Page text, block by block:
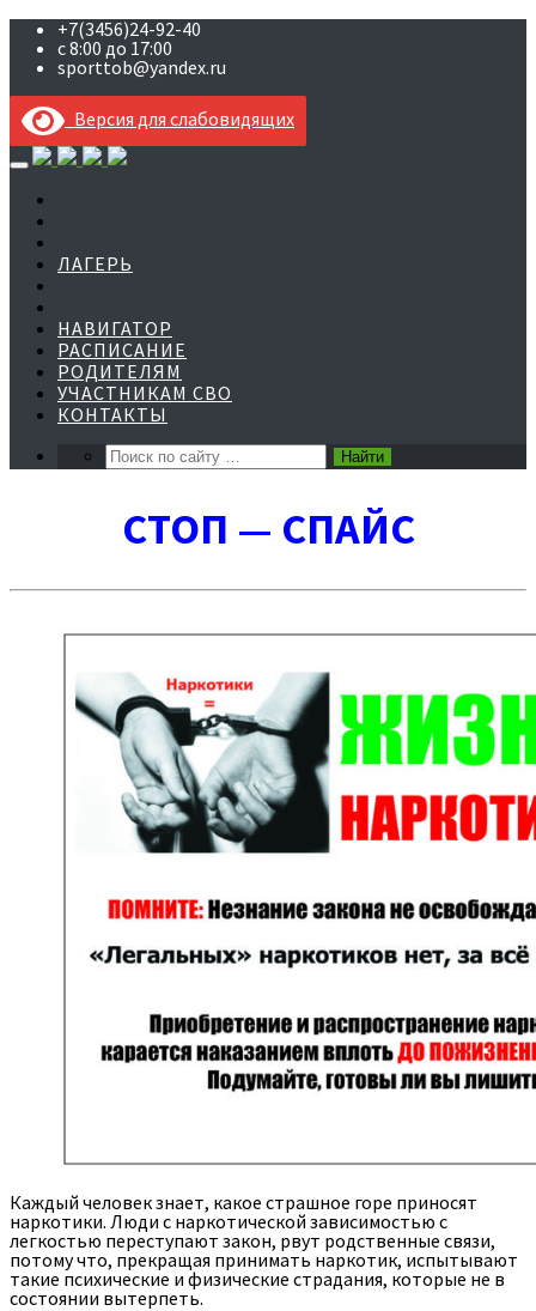
+7(3456)24-92-40
с 8:00 до 17:00
sporttob@yandex.ru
Версия для слабовидящих
Skip
to
content
ЛАГЕРЬ
НАВИГАТОР
РАСПИСАНИЕ
РОДИТЕЛЯМ
УЧАСТНИКАМ СВО
КОНТАКТЫ
СТОП — СПАЙС
Каждый человек знает, какое страшное горе приносят
наркотики. Люди с наркотической зависимостью с
легкостью переступают закон, рвут родственные связи,
потому что, прекращая принимать наркотик, испытывают
такие психические и физические страдания, которые не в
состоянии вытерпеть.